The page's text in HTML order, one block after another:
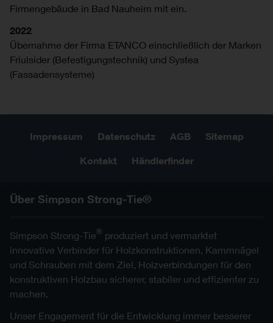
Firmengebäude in Bad Nauheim mit ein.
2022
Übernahme der Firma ETANCO einschließlich der Marken
Friulsider (Befestigungstechnik) und Systea
(Fassadensysteme)
Impressum Datenschutz AGB Sitemap
Kontakt Händlerfinder
Über Simpson Strong-Tie®
Simpson Strong-Tie® produziert und vermarktet
innovative Verbinder für Holzkonstruktionen, Kammnägel
und Schrauben mit dem Ziel, Holzverbindungen für den
konstruktiven Holzbau sicherer, stabiler und effizienter zu
machen.
Unser Engagement für die Entwicklung immer besserer